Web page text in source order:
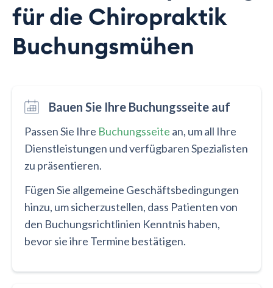
für die Chiropraktik
Buchungsmühen
Bauen Sie Ihre Buchungsseite auf
Passen Sie Ihre Buchungsseite an, um all Ihre
Dienstleistungen und verfügbaren Spezialisten
zu präsentieren.
Fügen Sie allgemeine Geschäftsbedingungen
hinzu, um sicherzustellen, dass Patienten von
den Buchungsrichtlinien Kenntnis haben,
bevor sie ihre Termine bestätigen.